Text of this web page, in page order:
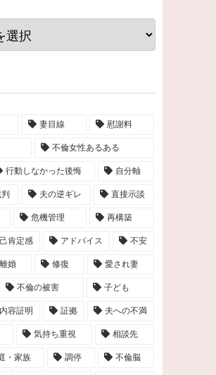
妻目線 慰謝料
不倫女性あるある
行動しなかった後悔 自分軸
夫の逆ギレ 直接示談
危機管理 再構築
肯定感 アドバイス 不安
離婚 修復 愛され妻
不倫の被害 子ども
内容証明 証拠 夫への不満
気持ち重視 相談先
・家族 調停 不倫脳